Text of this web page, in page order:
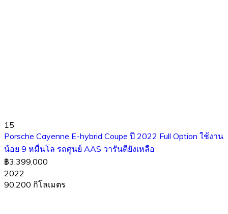
15
Porsche Cayenne E-hybrid Coupe ปี 2022 Full Option ใช้งาน
น้อย 9 หมื่นโล รถศูนย์ AAS วารันตียังเหลือ
฿3,399,000
2022
90,200 กิโลเมตร